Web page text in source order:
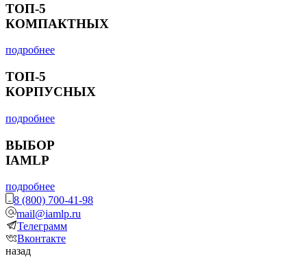
ТОП-5
КОМПАКТНЫХ
подробнее
ТОП-5
КОРПУСНЫХ
подробнее
ВЫБОР
IAMLP
подробнее
8 (800) 700-41-98
mail@iamlp.ru
Телеграмм
Вконтакте
назад